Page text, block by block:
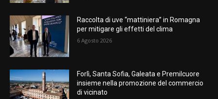
Raccolta di uve “mattiniera” in Romagna
per mitigare gli effetti del clima
6 Agosto 2026
Forlì, Santa Sofia, Galeata e Premilcuore
insieme nella promozione del commercio
di vicinato